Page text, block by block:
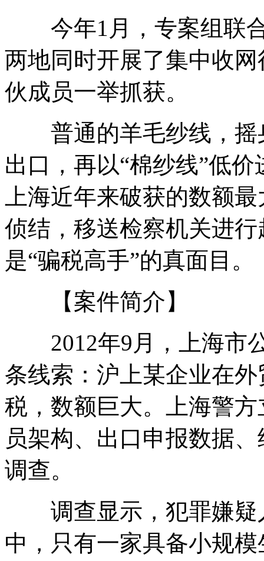
今年1月，专案组联合
两地同时开展了集中收
伙成员一举抓获。
普通的羊毛纱线，摇
出口，再以“棉纱线”低
上海近年来破获的数额
侦结，移送检察机关进
是“骗税高手”的真面目。
【案件简介】
2012年9月，上海市
条线索：沪上某企业在
税，数额巨大。上海警
员架构、出口申报数据
调查。
调查显示，犯罪嫌疑
中，只有一家具备小规